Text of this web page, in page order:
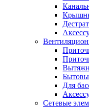
Для
Сетевые